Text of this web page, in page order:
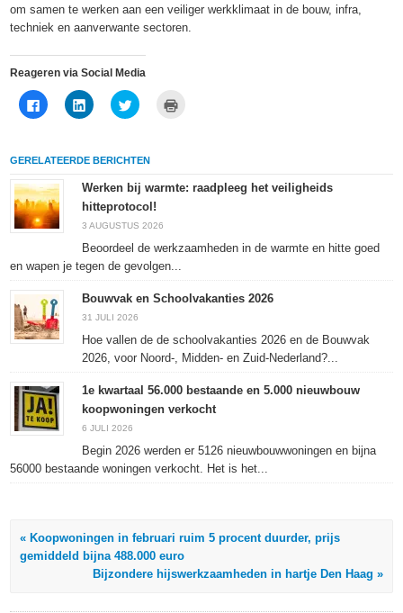
om samen te werken aan een veiliger werkklimaat in de bouw, infra,
techniek en aanverwante sectoren.
Reageren via Social Media
Klik
om
Facebook
(Wordt
een
nieuw
venster
geopend)
Klik
om
delen
(Wordt
een
nieuw
venster
geopend)
Klik
om
Twitter
(Wordt
een
nieuw
venster
geopend)
nieuw
GERELATEERDE BERICHTEN
Werken bij warmte: raadpleeg het veiligheids
hitteprotocol!
3 AUGUSTUS 2026
Beoordeel de werkzaamheden in de warmte en hitte goed
en wapen je tegen de gevolgen...
Bouwvak en Schoolvakanties 2026
31 JULI 2026
Hoe vallen de de schoolvakanties 2026 en de Bouwvak
2026, voor Noord-, Midden- en Zuid-Nederland?...
1e kwartaal 56.000 bestaande en 5.000 nieuwbouw
koopwoningen verkocht
6 JULI 2026
Begin 2026 werden er 5126 nieuwbouwwoningen en bijna
56000 bestaande woningen verkocht. Het is het...
« Koopwoningen in februari ruim 5 procent duurder, prijs
gemiddeld bijna 488.000 euro
Bijzondere hijswerkzaamheden in hartje Den Haag »